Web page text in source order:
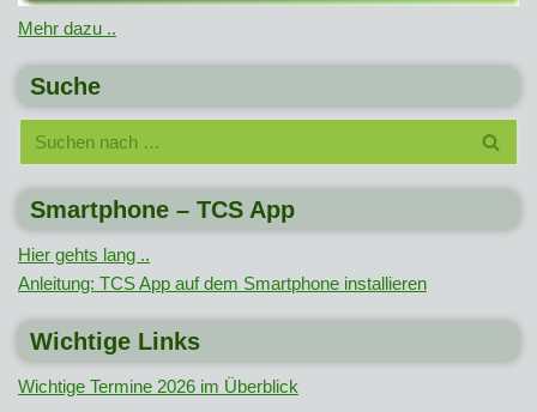
Mehr dazu ..
Suche
Smartphone – TCS App
Hier gehts lang ..
Anleitung: TCS App auf dem Smartphone installieren
Wichtige Links
Wichtige Termine 2026 im Überblick